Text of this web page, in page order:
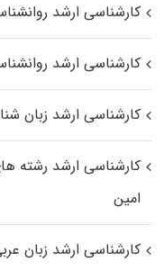
کارشناسی ارشد
کارشناسی ارشد
کارشناسی ارشد زبان
کارشناسی ارشد رﺷﺘﻪ
اﻣﻴﻦ
کارشناسی ارشد زبان